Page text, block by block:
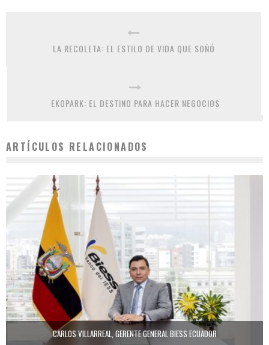
LA RECOLETA: EL ESTILO DE VIDA QUE SOÑÓ
EKOPARK: EL DESTINO PARA HACER NEGOCIOS
ARTÍCULOS RELACIONADOS
CARLOS VILLARREAL, GERENTE GENERAL BIESS ECUADOR